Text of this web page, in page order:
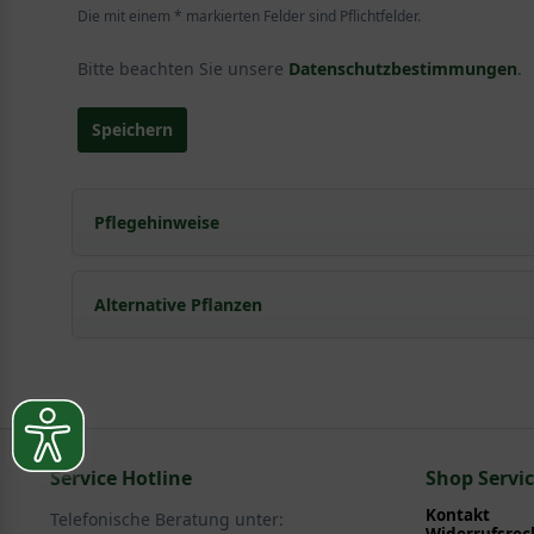
Die mit einem * markierten Felder sind Pflichtfelder.
Bitte beachten Sie unsere Datenschutzbestimmungen.
Speichern
Pflegehinweise
Pflanz- und Pflegetipps Lonicera kamtschatica
Alternative Pflanzen
Ziergehölze > Frühjahrsblüher > Heckenkirsche -
Service Hotline
Telefonische Beratung unter:
Shop
Kontakt